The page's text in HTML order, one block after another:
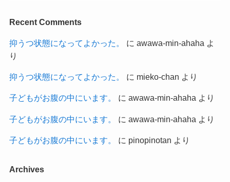
Recent Comments
抑うつ状態になってよかった。 に awawa-min-ahaha よ
り
抑うつ状態になってよかった。 に mieko-chan より
子どもがお腹の中にいます。 に awawa-min-ahaha より
子どもがお腹の中にいます。 に awawa-min-ahaha より
子どもがお腹の中にいます。 に pinopinotan より
Archives